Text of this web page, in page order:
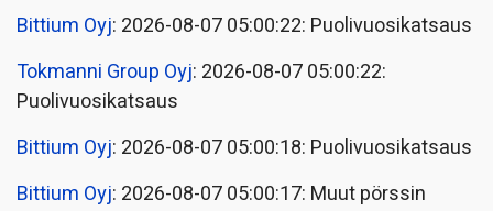
Bittium Oyj: 2026-08-07 05:00:22: Puolivuosikatsaus
Tokmanni Group Oyj: 2026-08-07 05:00:22:
Puolivuosikatsaus
Bittium Oyj: 2026-08-07 05:00:18: Puolivuosikatsaus
Bittium Oyj: 2026-08-07 05:00:17: Muut pörssin